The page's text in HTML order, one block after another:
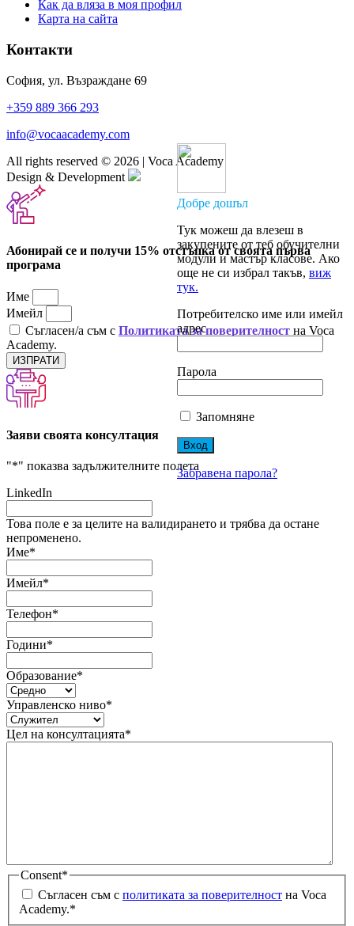
Как да вляза в моя профил
Карта на сайта
Контакти
София, ул. Възраждане 69
+359 889 366 293
info@vocaacademy.com
All rights reserved © 2026 | Voca Academy
Design & Development
Абонирай се и получи 15% отстъпка от своята първа
програма
Име
Имейл
Съгласен/а съм с Политиката за поверителност на Voca
Academy.
ИЗПРАТИ
Заяви своята консултация
"*" показва задължителните полета
LinkedIn
Това поле е за целите на валидирането и трябва да остане
непроменено.
Име*
Имейл*
Телефон*
Години*
Образование*
Управленско ниво*
Цел на консултацията*
Consent*
Съгласен съм с политиката за поверителност на Voca
Academy.*
Добре дошъл
Тук можеш да влезеш в
закупените от теб обучителни
модули и мастър класове. Ако
още не си избрал такъв, виж
тук.
Потребителско име или имейл
адрес
Парола
Запомняне
Забравена парола?